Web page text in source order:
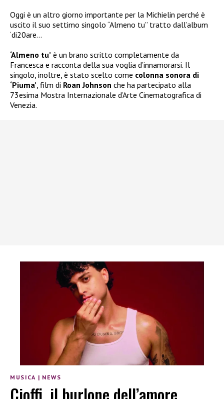
Oggi è un altro giorno importante per la Michielin perché è
uscito il suo settimo singolo “Almeno tu” tratto dall’album
‘di20are…
‘Almeno tu’ è un brano scritto completamente da
Francesca e racconta della sua voglia d’innamorarsi. Il
singolo, inoltre, è stato scelto come colonna sonora di
‘Piuma’ , film di Roan Johnson che ha partecipato alla
73esima Mostra Internazionale d’Arte Cinematografica di
Venezia.
MUSICA | NEWS